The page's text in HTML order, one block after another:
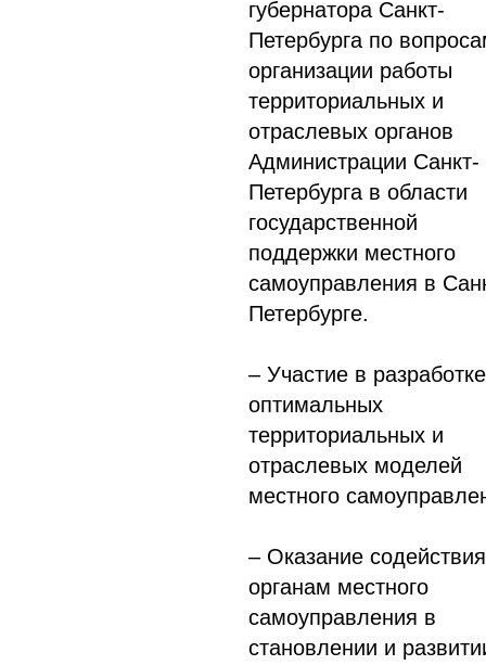
губернатора Санкт-
Петербурга по
организации работы
территориальных и
отраслевых органов
Администрации Санкт-
Петербурга в области
государственной
поддержки местного
самоуправления в
Петербурге.
– Участие в разработке
оптимальных
территориальных и
отраслевых моделей
местного
– Оказание содействия
органам местного
самоуправления в
становлении и